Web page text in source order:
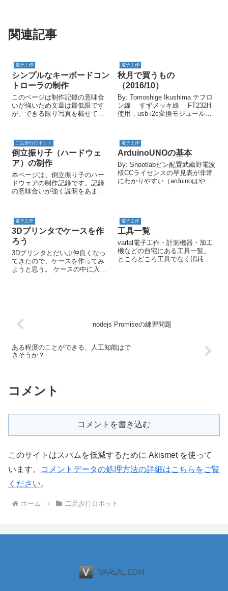
関連記事
電子工作
シンプルなキーボードコン
トローラの制作
このページは制作記録の意味合
いが強いため文章は最低限です
が、できる限り写真を載せてい
う。なぜ作るかというと...
HT82K629Aの使い方が知りた...
電子工作
秋月で買うもの
（2016/10）
By: Tomoshige Ikushima テフロ
ン線 すずメッキ線 FT232H
使用，usb-i2c変換モジュール
す。...
二足歩行ロボット
倒立振り子（ハードウェ
ア）の制作
本ページは、倒立振り子のハー
ドウェアの制作記録です。記録
の意味合いが強く説明をあまり
を作ったかはわかると思います)
概要 目的：制御の実験(プログ
ラ...
電子工作
ArduinoUNOの基本
By: Snootlabピン配置武蔵野電波
様CCライセンスの早見表が非常
にわかりやすい（arduinoはやみ
電子工作
3Dプリンタでケースを作
ろう
3Dプリンタとだいぶ仲良くなっ
てきたので、ケースを作ってみ
ようと思う。 ケースの中に入っ
電子工作
工具一覧
varlal電子工作・計測機器・加工
機などの自宅にある工具一覧。
ところどころ工具でなく消耗品
nodejs Promiseの練習問題
ある程度のことができる、人工知能はで
きそうか？
コメント
コメントを書き込む
このサイトはスパムを低減するために Akismet を使って
います。
コメントデータの処理方法の詳細はこちらをご覧
ください。
ホーム 二足歩行ロボット